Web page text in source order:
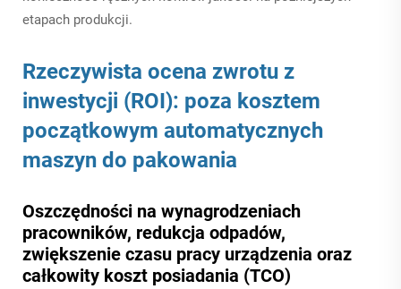
etapach produkcji.
Rzeczywista ocena zwrotu z
inwestycji (ROI): poza kosztem
początkowym automatycznych
maszyn do pakowania
Oszczędności na wynagrodzeniach
pracowników, redukcja odpadów,
zwiększenie czasu pracy urządzenia oraz
całkowity koszt posiadania (TCO)